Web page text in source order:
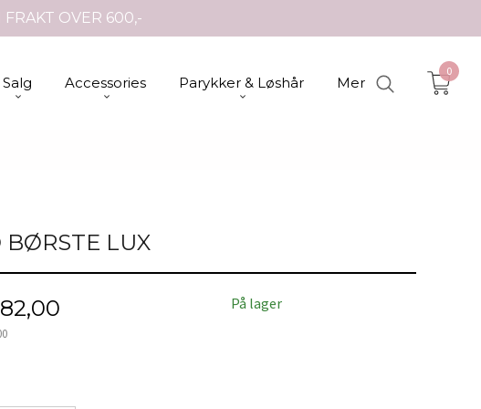
FRAKT OVER 600,-
Salg Accessories Parykker & Løshår Mer
0
BØRSTE LUX
På lager